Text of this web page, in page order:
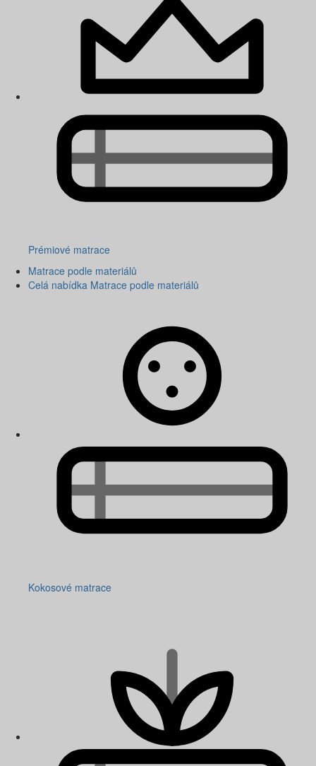
Prémiové matrace
Matrace podle materiálů
Celá nabídka Matrace podle materiálů
Kokosové matrace